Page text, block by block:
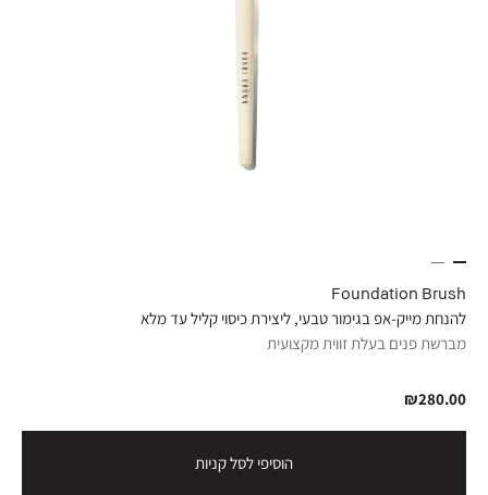
Foundation Brush
להנחת מייק-אפ בגימור טבעי, ליצירת כיסוי קליל עד מלא
מברשת פנים בעלת זווית מקצועית
₪280.00
הוסיפי לסל קניות